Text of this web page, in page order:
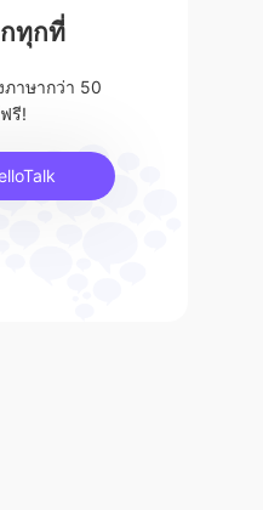
ทุกที่
ภาษากว่า 50
รี!